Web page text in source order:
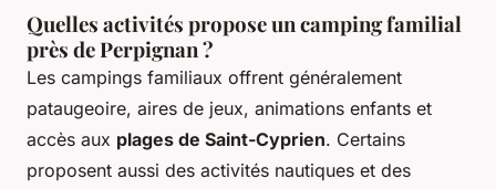
Quelles activités propose un camping familial
près de Perpignan ?
Les campings familiaux offrent généralement
pataugeoire, aires de jeux, animations enfants et
accès aux plages de Saint-Cyprien. Certains
proposent aussi des activités nautiques et des